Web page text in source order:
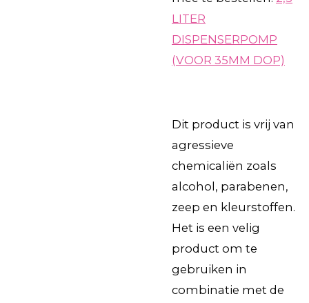
LITER
DISPENSERPOMP
(VOOR 35MM DOP)
Dit product is vrij van
agressieve
chemicaliën zoals
alcohol, parabenen,
zeep en kleurstoffen.
Het is een velig
product om te
gebruiken in
combinatie met de